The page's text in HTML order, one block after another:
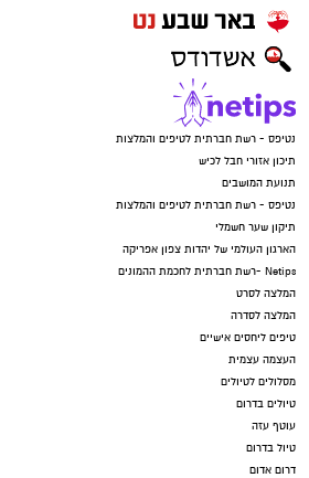
נטיפס - רשת חברתית לטיפים והמלצות
תיכון אזורי חבל לכיש
תנועת המושבים
נטיפס - רשת חברתית לטיפים והמלצות
תיקון שער חשמלי
הארגון העולמי של יהדות צפון אפריקה
Netips -רשת חברתית לחכמת ההמונים
המלצה לסרט
המלצה לסדרה
טיפים ליחסים אישיים
העצמה עצמית
מסלולים לטיולים
טיולים בדרום
עוטף עזה
טיול בדרום
דרום אדום